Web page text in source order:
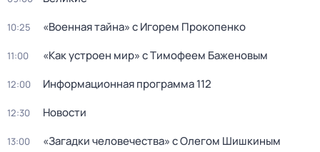
10:25 «Военная тайна» с Игорем Прокопенко
11:00 «Как устроен мир» с Тимофеем Баженовым
12:00 Информационная программа 112
12:30 Новости
13:00 «Загадки человечества» с Олегом Шишкиным